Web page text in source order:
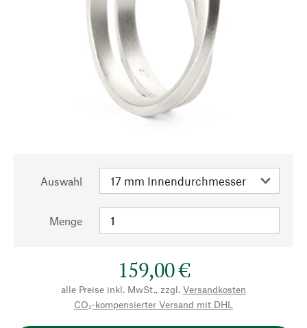
Auswahl
Menge
159,00 €
alle Preise inkl. MwSt., zzgl. Versandkosten
CO₂-kompensierter Versand mit DHL